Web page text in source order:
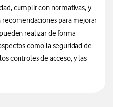
cumplir con normativas, y
para mejorar
realizar de forma
como la seguridad de
controles de acceso, y las